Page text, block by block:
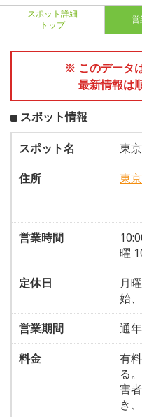
スポット詳細
トップ
営
※ このデータ
最新情報は
スポット情報
スポット名
東
住所
東
営業時間
曜
定休日
月
始
営業期間
通年
料金
有
る
害
き